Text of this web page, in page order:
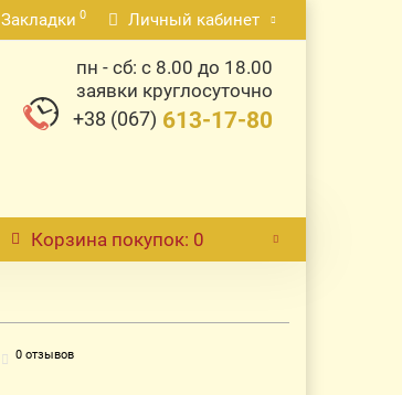
Закладки 0 Личный кабинет
пн - сб: с 8.00 до 18.00
заявки круглосуточно
+38 (067) 613-17-80
Корзинапокупок: 0
0 отзывов